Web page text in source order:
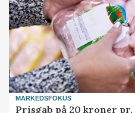
MARKEDSFOKUS
Prisgab på 20 kroner